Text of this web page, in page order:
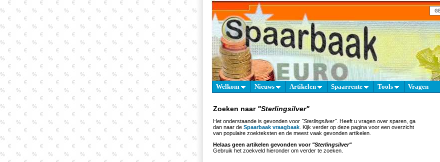
Welkom Nieuws Artikelen Spaarrente Tools Vragen
Zoeken naar "Sterlingsilver"
Het onderstaande is gevonden voor "Sterlingsilver". Heeft u vragen over sparen, ga
dan naar de Spaarbaak vraagbaak . Kijk verder op deze pagina voor een overzicht
van populaire zoekteksten en de meest vaak gevonden artikelen.
Helaas geen artikelen gevonden voor "Sterlingsilver"
Gebruik het zoekveld hieronder om verder te zoeken.